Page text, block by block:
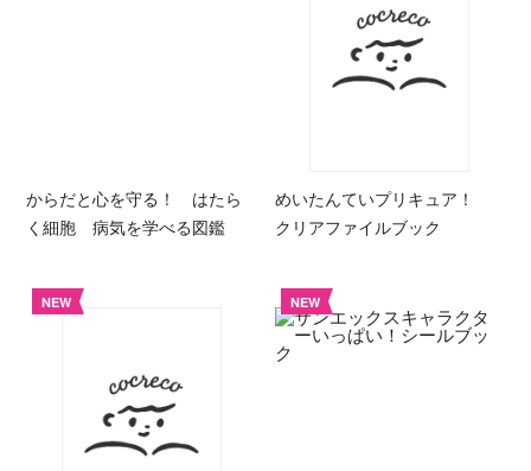
からだと心を守る！ はたら
く細胞 病気を学べる図鑑
めいたんていプリキュア！
クリアファイルブック
NEW NEW